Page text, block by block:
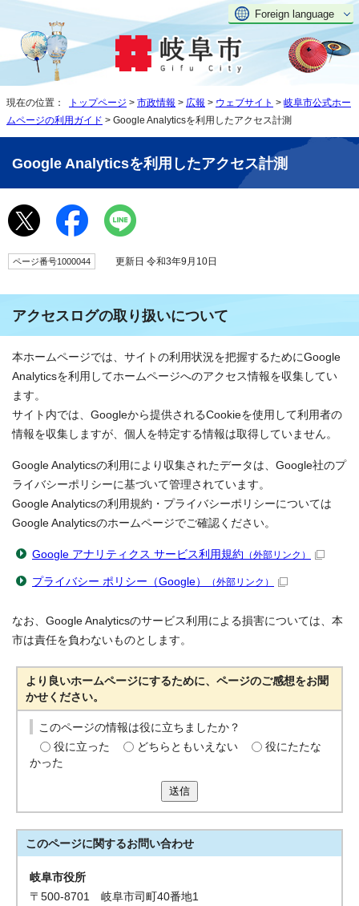
Foreign language
現在の位置： トップページ > 市政情報 > 広報 > ウェブサイト > 岐阜市公式ホー
ムページの利用ガイド > Google Analyticsを利用したアクセス計測
Google Analyticsを利用したアクセス計測
ページ番号1000044 更新日 令和3年9月10日
アクセスログの取り扱いについて
本ホームページでは、サイトの利用状況を把握するためにGoogle
Analyticsを利用してホームページへのアクセス情報を収集してい
ます。
サイト内では、Googleから提供されるCookieを使用して利用者の
情報を収集しますが、個人を特定する情報は取得していません。
Google Analyticsの利用により収集されたデータは、Google社のプ
ライバシーポリシーに基づいて管理されています。
Google Analyticsの利用規約・プライバシーポリシーについては
Google Analyticsのホームページでご確認ください。
Google アナリティクス サービス利用規約 （外部リンク）
プライバシー ポリシー（Google） （外部リンク）
なお、Google Analyticsのサービス利用による損害については、本
市は責任を負わないものとします。
より良いホームページにするために、ページのご感想をお聞
かせください。
このページの情報は役に立ちましたか？
役に立った
どちらともいえない
役にたたな
かった
送信
このページに関するお問い合わせ
岐阜市役所
〒500-8701 岐阜市司町40番地1